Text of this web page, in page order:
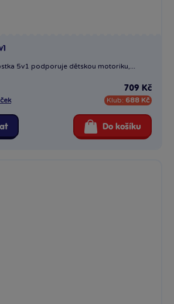
5v1 podporuje dětskou motoriku,...
709 Kč
Klub: 688 Kč
Do košíku